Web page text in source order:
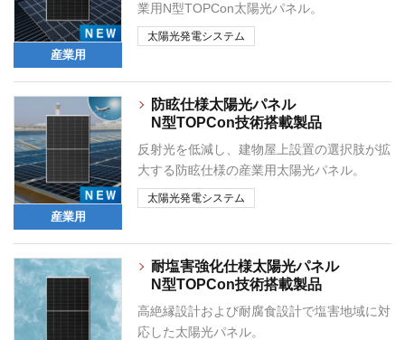
産業用
業用N型TOPCon太陽光パネル。
太陽光発電システム
産業用
防眩仕様太陽光パネル
N型TOPCon技術搭載製品
反射光を低減し、建物屋上設置の選択肢が拡
大する防眩仕様の産業用太陽光パネル。
太陽光発電システム
耐塩害強化仕様太陽光パネル
N型TOPCon技術搭載製品
高絶縁設計および耐腐食設計で塩害地域に対
応した太陽光パネル。